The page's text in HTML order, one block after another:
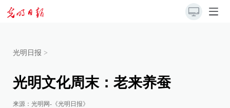
光明日报 >
光明文化周末：老来养蚕
来源： 光明网-《光明日报》